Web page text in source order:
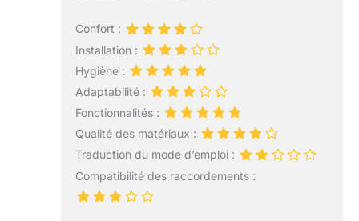
Confort :
Installation :
Hygiène :
Adaptabilité :
Fonctionnalités :
Qualité des matériaux :
Traduction du mode d’emploi :
Compatibilité des raccordements :